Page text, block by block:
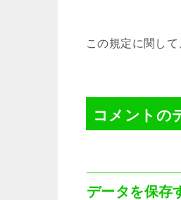
この規定に関し
コメントの
データを保存